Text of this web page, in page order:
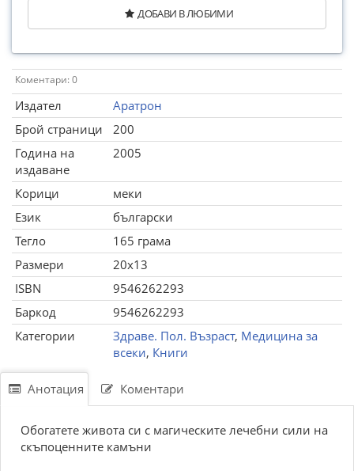
ДОБАВИ В ЛЮБИМИ
Коментари: 0
Издател
Аратрон
Брой страници
200
Година на
издаване
2005
Корици
меки
Език
български
Тегло
165 грама
Размери
20x13
ISBN
9546262293
Баркод
9546262293
Категории
Здраве. Пол. Възраст, Медицина за
всеки, Книги
Анотация Коментари
Обогатете живота си с магическите лечебни сили на
скъпоценните камъни